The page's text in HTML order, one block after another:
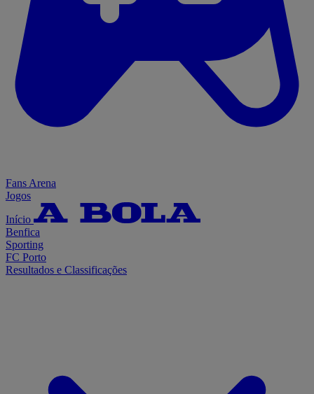
Fans Arena
Jogos
Início
Benfica
Sporting
FC Porto
Resultados e Classificações